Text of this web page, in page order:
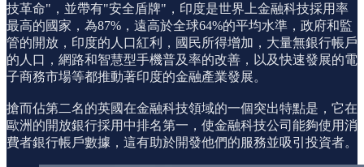
技革命"，並帶有"安全盾牌"，印度是世界上金融科技採用率
最高的國家，為87%，遠高於全球64%的平均水準，政府和監
管的開放，印度的人口紅利，國民所得增加，大量無銀行帳戶
的人口，網路和智慧型手機普及率的改善，以及快速發展的電
子商務市場等都推動著印度的金融產業發展。
搶而佔第二名的英國在金融科技領域的一個突出特點是，它在
歐洲的開放銀行採用中排名第一，使金融科技公司能夠使用消
費者銀行帳戶數據，這有助於開發他們的服務並吸引投資者。